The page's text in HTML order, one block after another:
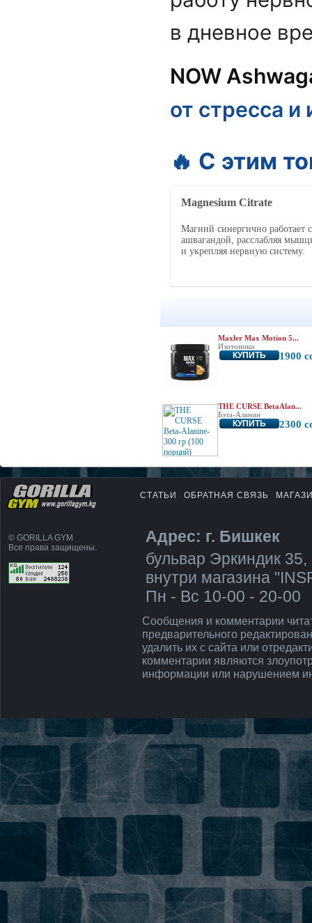
в дневное
NOW
от стресса и
🔥 С этим
Magnesium Citrate
Магний синергично работает с
ашвагандой, расслабляя
и укрепляя нервную систему.
Maxler Max Motion 5...
Изотоники
1900
КУПИТЬ
THE CURSE BetaAlan...
Бэта-Аланин
2300
КУПИТЬ
СТАТЬИ ОБРАТНАЯ СВЯЗЬ
© GORILLA GYM
Все права защищены.
Адрес: г. Бишкек
бульвар Эркиндик 35,
внутри магазина
Пн - Вс 10-00 - 20-00
Сообщения и комментарии
предварительного
удалить их с сайта или
комментарии являются
информации или нарушением